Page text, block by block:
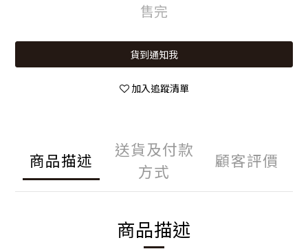
售完
貨到通知我
加入追蹤清單
商品描述
送貨及付款
方式
顧客評價
商品描述